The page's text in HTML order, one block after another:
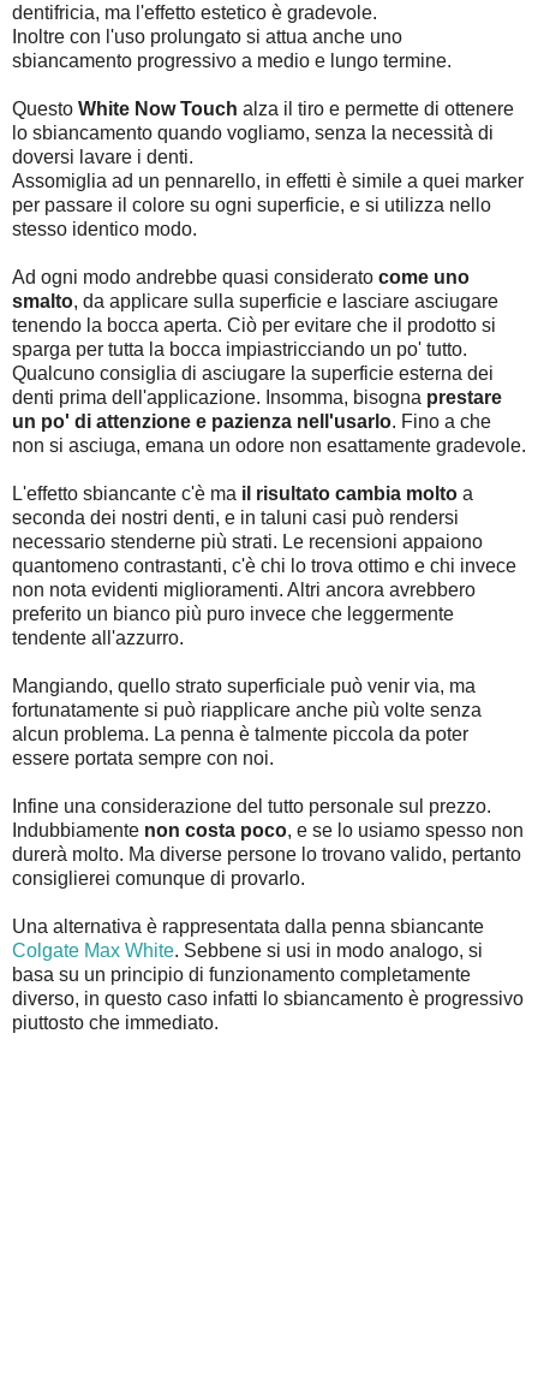
dentifricia, ma l'effetto estetico è gradevole.
Inoltre con l'uso prolungato si attua anche uno
sbiancamento progressivo a medio e lungo termine.
Questo White Now Touch alza il tiro e permette di ottenere
lo sbiancamento quando vogliamo, senza la necessità di
doversi lavare i denti.
Assomiglia ad un pennarello, in effetti è simile a quei marker
per passare il colore su ogni superficie, e si utilizza nello
stesso identico modo.
Ad ogni modo andrebbe quasi considerato come uno
smalto, da applicare sulla superficie e lasciare asciugare
tenendo la bocca aperta. Ciò per evitare che il prodotto si
sparga per tutta la bocca impiastricciando un po' tutto.
Qualcuno consiglia di asciugare la superficie esterna dei
denti prima dell'applicazione. Insomma, bisogna prestare
un po' di attenzione e pazienza nell'usarlo. Fino a che
non si asciuga, emana un odore non esattamente gradevole.
L'effetto sbiancante c'è ma il risultato cambia molto a
seconda dei nostri denti, e in taluni casi può rendersi
necessario stenderne più strati. Le recensioni appaiono
quantomeno contrastanti, c'è chi lo trova ottimo e chi invece
non nota evidenti miglioramenti. Altri ancora avrebbero
preferito un bianco più puro invece che leggermente
tendente all'azzurro.
Mangiando, quello strato superficiale può venir via, ma
fortunatamente si può riapplicare anche più volte senza
alcun problema. La penna è talmente piccola da poter
essere portata sempre con noi.
Infine una considerazione del tutto personale sul prezzo.
Indubbiamente non costa poco, e se lo usiamo spesso non
durerà molto. Ma diverse persone lo trovano valido, pertanto
consiglierei comunque di provarlo.
Una alternativa è rappresentata dalla penna sbiancante
Colgate Max White. Sebbene si usi in modo analogo, si
basa su un principio di funzionamento completamente
diverso, in questo caso infatti lo sbiancamento è progressivo
piuttosto che immediato.